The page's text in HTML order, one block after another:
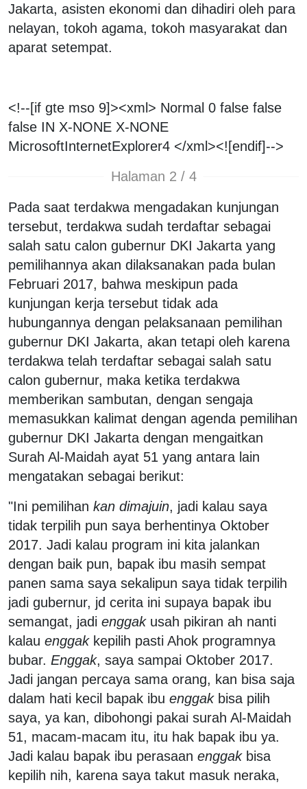
Jakarta, asisten ekonomi dan dihadiri oleh para
nelayan, tokoh agama, tokoh masyarakat dan
aparat setempat.
<!--[if gte mso 9]><xml> Normal 0 false false
false IN X-NONE X-NONE
MicrosoftInternetExplorer4 </xml><![endif]-->
Halaman 2 / 4
Pada saat terdakwa mengadakan kunjungan
tersebut, terdakwa sudah terdaftar sebagai
salah satu calon gubernur DKI Jakarta yang
pemilihannya akan dilaksanakan pada bulan
Februari 2017, bahwa meskipun pada
kunjungan kerja tersebut tidak ada
hubungannya dengan pelaksanaan pemilihan
gubernur DKI Jakarta, akan tetapi oleh karena
terdakwa telah terdaftar sebagai salah satu
calon gubernur, maka ketika terdakwa
memberikan sambutan, dengan sengaja
memasukkan kalimat dengan agenda pemilihan
gubernur DKI Jakarta dengan mengaitkan
Surah Al-Maidah ayat 51 yang antara lain
mengatakan sebagai berikut:
"Ini pemilihan kan dimajuin, jadi kalau saya
tidak terpilih pun saya berhentinya Oktober
2017. Jadi kalau program ini kita jalankan
dengan baik pun, bapak ibu masih sempat
panen sama saya sekalipun saya tidak terpilih
jadi gubernur, jd cerita ini supaya bapak ibu
semangat, jadi enggakusah pikiran ah nanti
kalau enggakkepilih pasti Ahok programnya
bubar. Enggak, saya sampai Oktober 2017.
Jadi jangan percaya sama orang, kan bisa saja
dalam hati kecil bapak ibu enggakbisa pilih
saya, ya kan, dibohongi pakai surah Al-Maidah
51, macam-macam itu, itu hak bapak ibu ya.
Jadi kalau bapak ibu perasaan enggakbisa
kepilih nih, karena saya takut masuk neraka,